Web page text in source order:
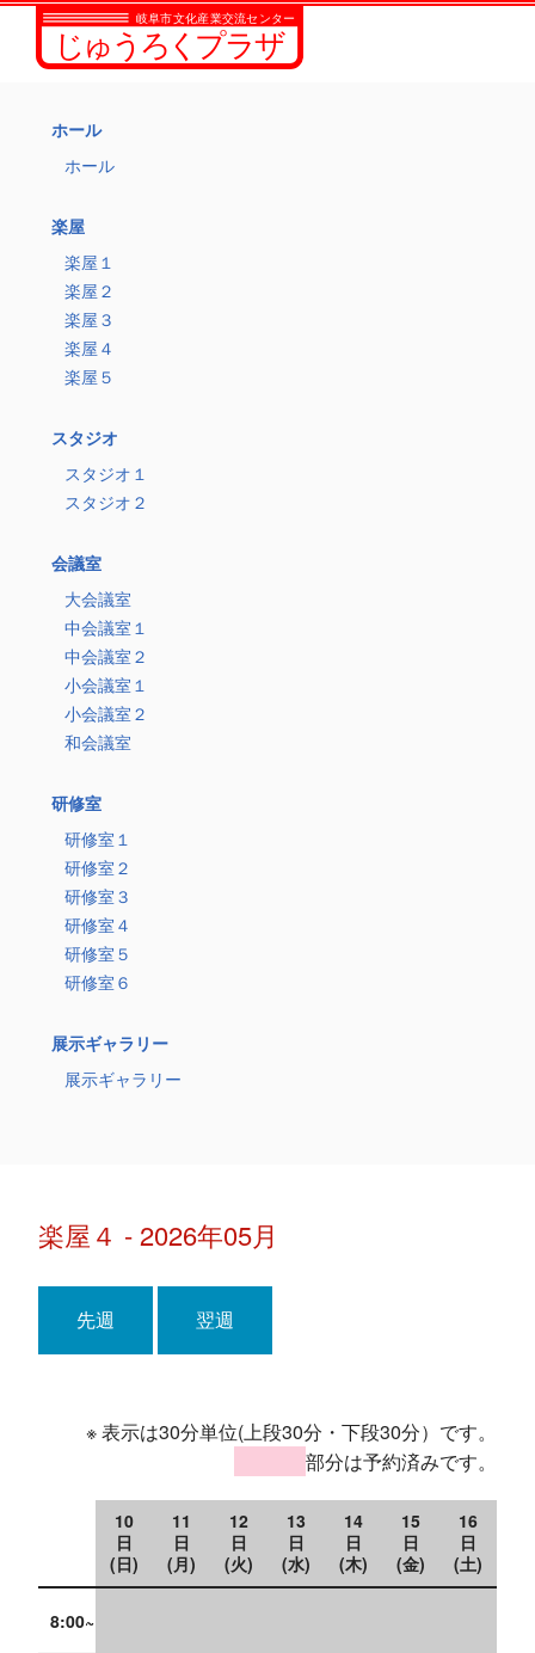
ホール
ホール
楽屋
楽屋１
楽屋２
楽屋３
楽屋４
楽屋５
スタジオ
スタジオ１
スタジオ２
会議室
大会議室
中会議室１
中会議室２
小会議室１
小会議室２
和会議室
研修室
研修室１
研修室２
研修室３
研修室４
研修室５
研修室６
展示ギャラリー
展示ギャラリー
楽屋４ - 2026年05月
先週 翌週
※ 表示は30分単位(上段30分・下段30分）です。
部分は予約済みです。
10
日
(日)
11
日
(月)
12
日
(火)
13
日
(水)
14
日
(木)
15
日
(金)
16
日
(土)
8:00~